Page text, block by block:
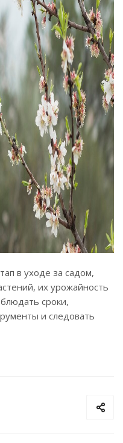
в уходе за садом,
их урожайность
сроки,
и следовать